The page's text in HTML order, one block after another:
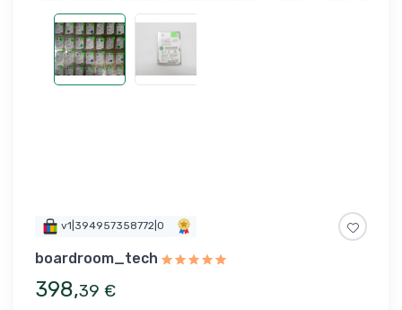
v1|394957358772|0
boardroom_tech
398,39 €